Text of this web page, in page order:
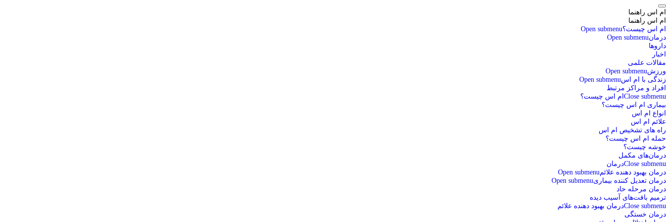
ام اس راهنما
ام اس راهنما
ام اس چیست؟Open submenu
درمانOpen submenu
داروها
اخبار
مقالات علمی
ورزشOpen submenu
زندگی با ام اسOpen submenu
افراد و مراکز مرتبط
Close submenu ام اس چیست؟
بیماری ام اس چیست؟
انواع ام اس
علائم ام اس
راه های تشخیص ام اس
حمله ام اس چیست؟
خوشه چیست؟
درمان‌های مکمل
Close submenuدرمان
درمان بهبود دهنده علائمOpen submenu
درمان تعدیل کننده بیماریOpen submenu
درمان مرحله حاد
ترمیم بافت‌های آسیب دیده
Close submenuدرمان بهبود دهنده علائم
درمان خستگی